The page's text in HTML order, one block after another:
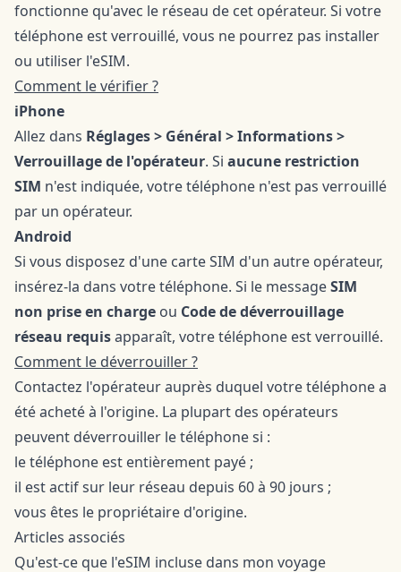
fonctionne qu'avec le réseau de cet opérateur. Si votre
téléphone est verrouillé, vous ne pourrez pas installer
ou utiliser l'eSIM.
Comment le vérifier ?
iPhone
Allez dans Réglages > Général > Informations >
Verrouillage de l'opérateur. Si aucune restriction
SIM n'est indiquée, votre téléphone n'est pas verrouillé
par un opérateur.
Android
Si vous disposez d'une carte SIM d'un autre opérateur,
insérez-la dans votre téléphone. Si le messageSIM
non prise en charge ou Code de déverrouillage
réseau requisapparaît, votre téléphone est verrouillé.
Comment le déverrouiller ?
Contactez l'opérateur auprès duquel votre téléphone a
été acheté à l'origine. La plupart des opérateurs
peuvent déverrouiller le téléphone si :
le téléphone est entièrement payé ;
il est actif sur leur réseau depuis 60 à 90 jours ;
vous êtes le propriétaire d'origine.
Articles associés
Qu'est-ce que l'eSIM incluse dans mon voyage